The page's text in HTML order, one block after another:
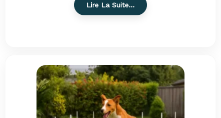
Lire La Suite…